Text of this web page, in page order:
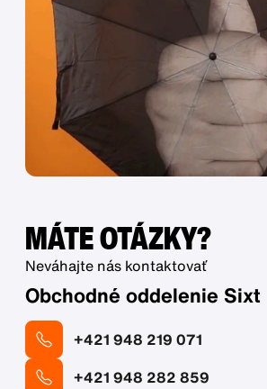
MÁTE OTÁZKY?
Neváhajte nás kontaktovať
Obchodné oddelenie Sixt
+421 948 219 071
+421 948 282 859